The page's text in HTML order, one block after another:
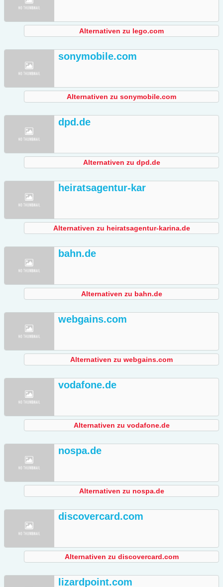
Alternativen zu lego.com
sonymobile.com
Alternativen zu sonymobile.com
dpd.de
Alternativen zu dpd.de
heiratsagentur-kar
Alternativen zu heiratsagentur-karina.de
bahn.de
Alternativen zu bahn.de
webgains.com
Alternativen zu webgains.com
vodafone.de
Alternativen zu vodafone.de
nospa.de
Alternativen zu nospa.de
discovercard.com
Alternativen zu discovercard.com
lizardpoint.com